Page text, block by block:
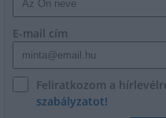
E-mail cím
Feliratkozom a
szabályzatot!